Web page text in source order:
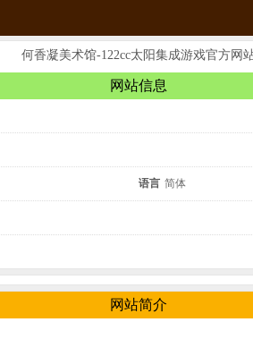
何香凝美术馆-122cc太阳集成游戏官方网
网站信息
语言 简体
网站简介